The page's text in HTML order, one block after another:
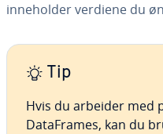
inneholder verdiene du
Tip
Hvis du arbeider med
DataFrames, kan du